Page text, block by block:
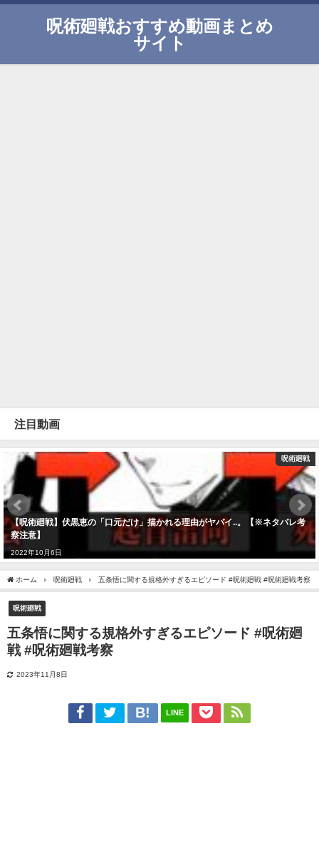
呪術廻戦おすすめ動画まとめ
サイト
注目動画
呪術廻戦
【呪術廻戦】伏黒恵の「口元だけ」描かれる理由がヤバイ..。【※ネタバレ考
察注意】
2022年10月6日
ホーム 呪術廻戦 五条悟に関する規格外すぎるエピソード #呪術廻戦 #呪術廻戦考察
呪術廻戦
五条悟に関する規格外すぎるエピソード #呪術廻
戦 #呪術廻戦考察
2023年11月8日
LINE